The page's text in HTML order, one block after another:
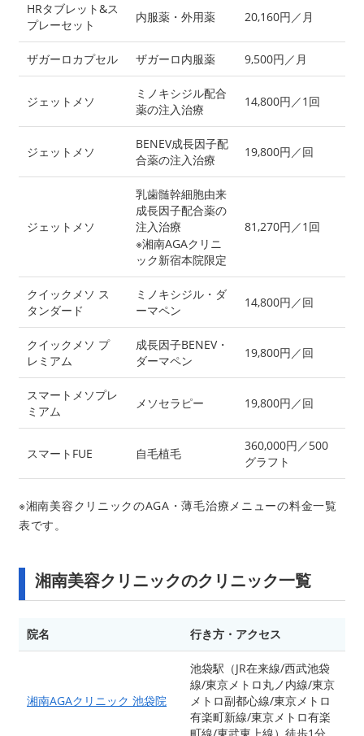
HRタブレット&ス
プレーセット
内服薬・外用薬 20,160円／月
ザガーロカプセル ザガーロ内服薬 9,500円／月
ジェットメソ
ミノキシジル配合
薬の注入治療
14,800円／1回
ジェットメソ
BENEV成長因子配
合薬の注入治療
19,800円／回
ジェットメソ
乳歯髄幹細胞由来
成長因子配合薬の
注入治療
※湘南AGAクリニ
ック新宿本院限定
81,270円／1回
クイックメソ ス
タンダード
ミノキシジル・ダ
ーマペン
14,800円／回
クイックメソ プ
レミアム
成長因子BENEV・
ダーマペン
19,800円／回
スマートメソプレ
ミアム
メソセラピー 19,800円／回
スマートFUE 自毛植毛
360,000円／500
グラフト
※湘南美容クリニックのAGA・薄毛治療メニューの料金一覧
表です。
湘南美容クリニックのクリニック一覧
院名 行き方・アクセス
湘南AGAクリニック 池袋院
池袋駅（JR在来線/西武池袋
線/東京メトロ丸ノ内線/東京
メトロ副都心線/東京メトロ
有楽町新線/東京メトロ有楽